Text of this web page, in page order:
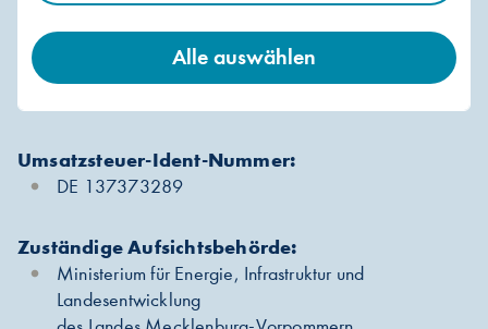
Alle auswählen
Johann-Georg Jaeger
Handelsregisternummer:
Umsatzsteuer-Ident-Nummer:
DE 137373289
Zuständige Aufsichtsbehörde:
Ministerium für Energie, Infrastruktur und
Landesentwicklung